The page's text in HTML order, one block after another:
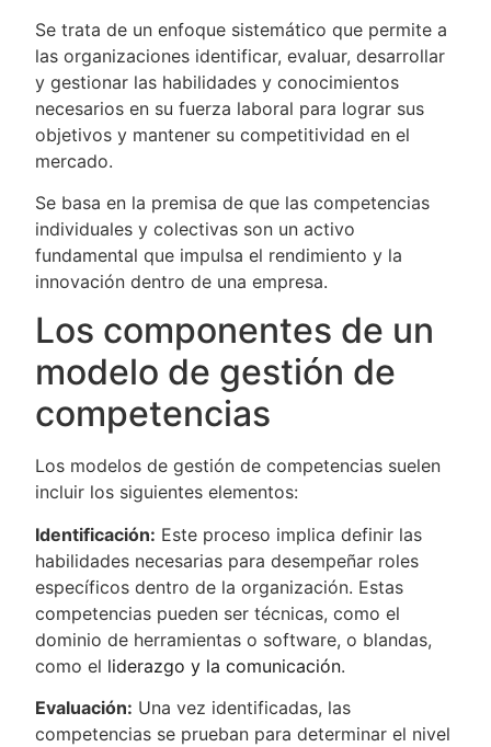
Se trata de un enfoque sistemático que permite a
las organizaciones identificar, evaluar, desarrollar
y gestionar las habilidades y conocimientos
necesarios en su fuerza laboral para lograr sus
objetivos y mantener su competitividad en el
mercado.
Se basa en la premisa de que las competencias
individuales y colectivas son un activo
fundamental que impulsa el rendimiento y la
innovación dentro de una empresa.
Los componentes de un
modelo de gestión de
competencias
Los modelos de gestión de competencias suelen
incluir los siguientes elementos:
Identificación: Este proceso implica definir las
habilidades necesarias para desempeñar roles
específicos dentro de la organización. Estas
competencias pueden ser técnicas, como el
dominio de herramientas o software, o blandas,
como el liderazgo y la comunicación.
Evaluación: Una vez identificadas, las
competencias se prueban para determinar el nivel